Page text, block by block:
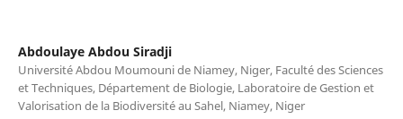
Abdoulaye Abdou Siradji
Université Abdou Moumouni de Niamey, Niger, Faculté des Sciences
et Techniques, Département de Biologie, Laboratoire de Gestion et
Valorisation de la Biodiversité au Sahel, Niamey, Niger